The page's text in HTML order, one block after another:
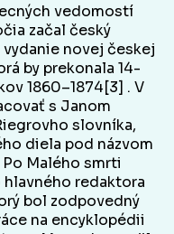
vedomostí
začal český
novej českej
by prekonala 14-
1860–1874[3] . V
s Janom
slovníka,
diela pod názvom
Malého smrti
redaktora
bol zodpovedný
na encyklopédii